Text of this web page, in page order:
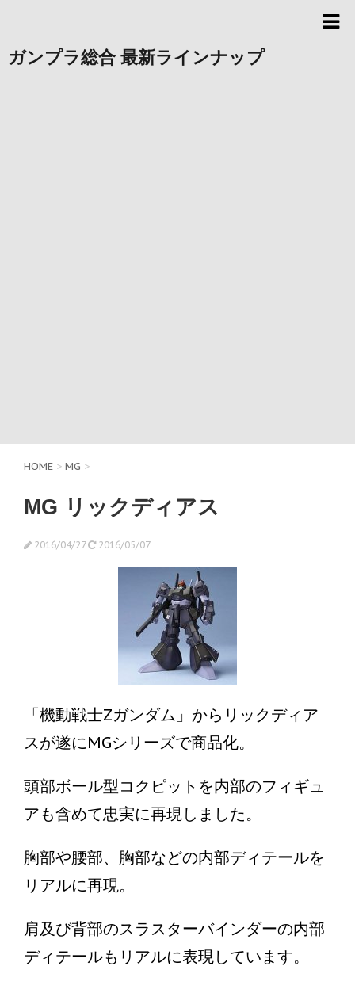
ガンプラ総合 最新ラインナップ
HOME > MG >
MG リックディアス
2016/04/27 2016/05/07
「機動戦士Zガンダム」からリックディア
スが遂にMGシリーズで商品化。
頭部ボール型コクピットを内部のフィギュ
アも含めて忠実に再現しました。
胸部や腰部、胸部などの内部ディテールを
リアルに再現。
肩及び背部のスラスターバインダーの内部
ディテールもリアルに表現しています。